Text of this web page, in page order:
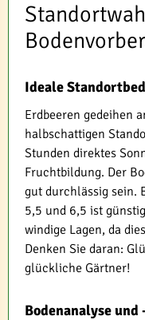
Ideale
Erdbeeren gedeihen
halbschattigen
Stunden direktes
Fruchtbildung. Der
gut durchlässig sein.
5,5 und 6,5 ist
windige Lagen, da
Denken Sie daran:
glückliche Gärtner!
Bodenanalyse und